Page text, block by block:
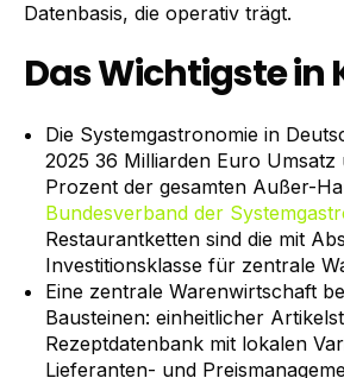
Datenbasis, die operativ trägt.
Das Wichtigste in
Die Systemgastronomie in
2025 36 Milliarden Euro
Prozent der gesamten Außer-
Bundesverband der
Restaurantketten sind die mit
Investitionsklasse für zentrale
Eine zentrale Warenwirtschaft
Bausteinen: einheitlicher
Rezeptdatenbank mit lokalen
Lieferanten- und